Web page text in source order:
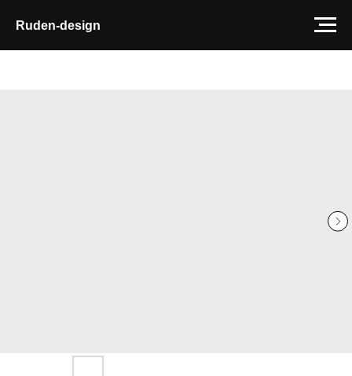
Ruden-design